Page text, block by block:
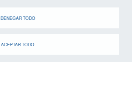
DENEGAR TODO
ACEPTAR TODO